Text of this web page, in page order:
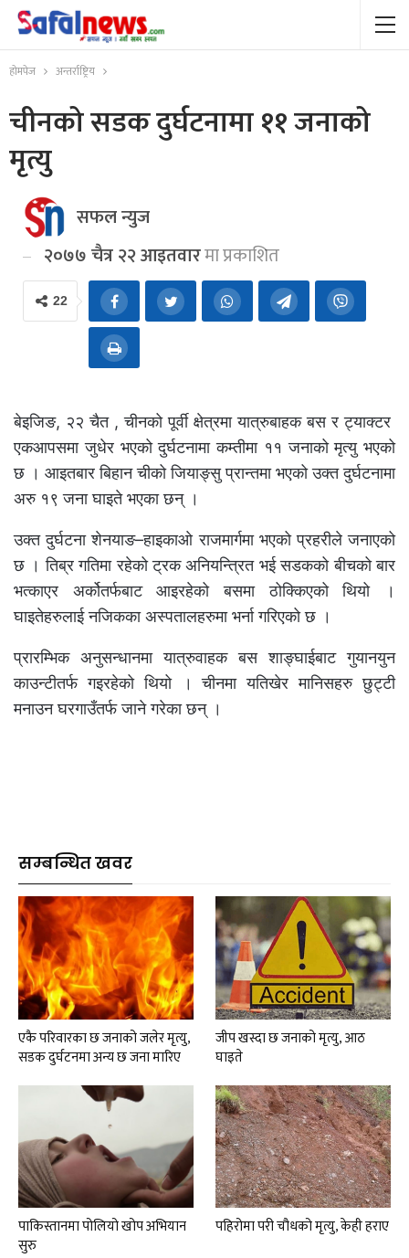
होमपेज अन्तर्राष्ट्रिय
चीनको सडक दुर्घटनामा ११ जनाको
मृत्यु
सफल न्युज
२०७७ चैत्र २२ आइतवारमा प्रकाशित
22
बेइजिङ, २२ चैत , चीनको पूर्वी क्षेत्रमा यात्रुबाहक बस र ट्याक्टर
एकआपसमा जुधेर भएको दुर्घटनामा कम्तीमा ११ जनाको मृत्यु भएको
छ । आइतबार बिहान चीको जियाङ्सु प्रान्तमा भएको उक्त दुर्घटनामा
अरु १९ जना घाइते भएका छन् ।
उक्त दुर्घटना शेनयाङ–हाइकाओ राजमार्गमा भएको प्रहरीले जनाएको
छ । तिब्र गतिमा रहेको ट्रक अनियन्त्रित भई सडकको बीचको बार
भत्काएर अर्कोतर्फबाट आइरहेको बसमा ठोक्किएको थियो ।
घाइतेहरुलाई नजिकका अस्पतालहरुमा भर्ना गरिएको छ ।
प्रारम्भिक अनुसन्धानमा यात्रुवाहक बस शाङ्घाईबाट गुयानयुन
काउन्टीतर्फ गइरहेको थियो । चीनमा यतिखेर मानिसहरु छुट्टी
मनाउन घरगाउँतर्फ जाने गरेका छन् ।
सम्बन्धित खवर
एकै परिवारका छ जनाको जलेर मृत्यु,
सडक दुर्घटनमा अन्य छ जना मारिए
जीप खस्दा छ जनाको मृत्यु, आठ
घाइते
पाकिस्तानमा पोलियो खोप अभियान
सुरु
पहिरोमा परी चौधको मृत्यु, केही हराए